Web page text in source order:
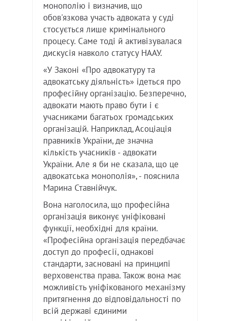
монополію і визначив, що
обов'язкова участь адвоката у суді
стосується лише кримінального
процесу. Саме тоді й активізувалася
дискусія навколо статусу НААУ.
«У Законі «Про адвокатуру та
адвокатську діяльність» ідеться про
професійну організацію. Безперечно,
адвокати мають право бути і є
учасниками багатьох громадських
організацій. Наприклад, Асоціація
правників України, де значна
кількість учасників - адвокати
України. Але я би не сказала, що це
адвокатська монополія», - пояснила
Марина Ставнійчук.
Вона наголосила, що професійна
організація виконує уніфіковані
функції, необхідні для країни.
«Професійна організація передбачає
доступ до професії, однакові
стандарти, засновані на принципі
верховенства права. Також вона має
можливість уніфікованого механізму
притягнення до відповідальності по
всій державі єдиними